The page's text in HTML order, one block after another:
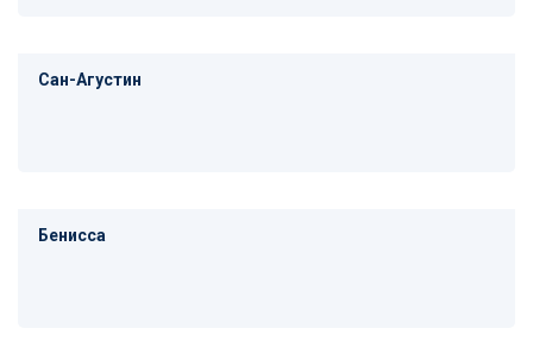
Сан-Агустин
Бенисса